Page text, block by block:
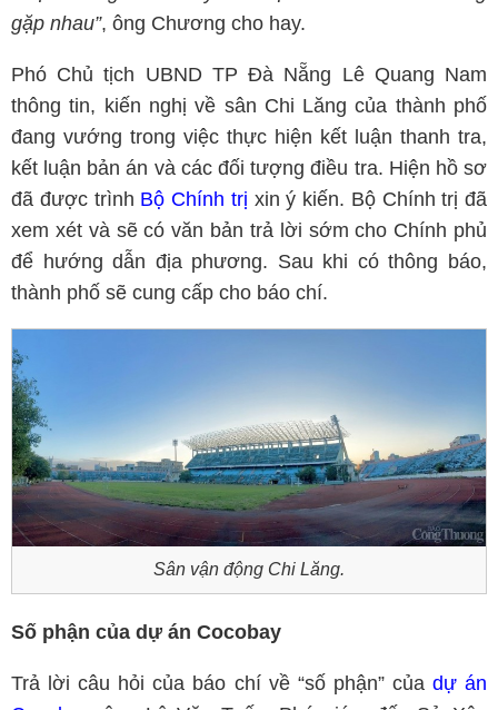
gặp nhau”, ông Chương cho hay.
Phó Chủ tịch UBND TP Đà Nẵng Lê Quang Nam
thông tin, kiến nghị về sân Chi Lăng của thành phố
đang vướng trong việc thực hiện kết luận thanh tra,
kết luận bản án và các đối tượng điều tra. Hiện hồ sơ
đã được trình Bộ Chính trị xin ý kiến. Bộ Chính trị đã
xem xét và sẽ có văn bản trả lời sớm cho Chính phủ
để hướng dẫn địa phương. Sau khi có thông báo,
thành phố sẽ cung cấp cho báo chí.
Sân vận động Chi Lăng.
Số phận của dự án Cocobay
Trả lời câu hỏi của báo chí về “số phận” của dự án